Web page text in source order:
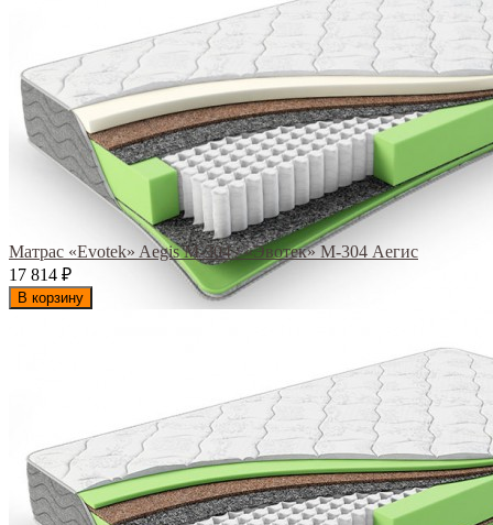
Матрас «Evotek» Aegis M-304 / «Эвотек» M-304 Аегис
17 814 ₽
В корзину